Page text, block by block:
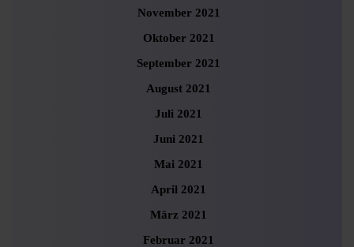
November 2021
Oktober 2021
September 2021
August 2021
Juli 2021
Juni 2021
Mai 2021
April 2021
März 2021
Februar 2021